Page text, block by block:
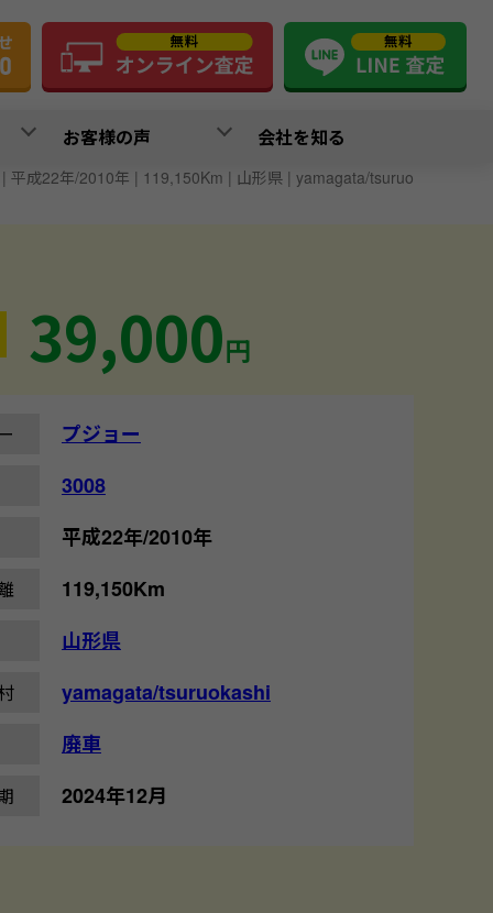
お客様の声 会社を知る
平成22年/2010年 | 119,150Km | 山形県 | yamagata/tsuruo
39,000円
プジョー
3008
平成22年/2010年
119,150Km
山形県
yamagata/tsuruokashi
廃車
2024年12月